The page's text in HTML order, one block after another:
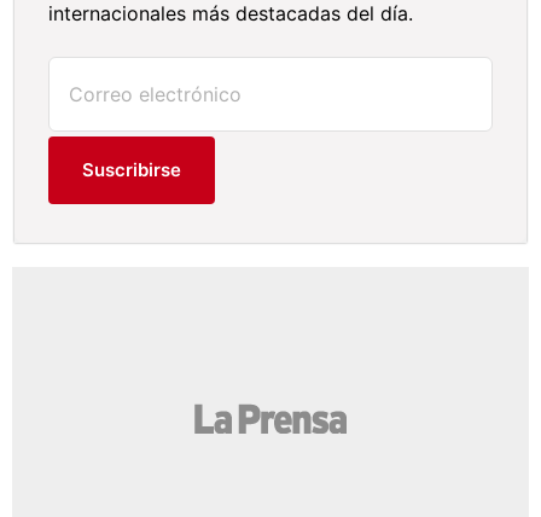
internacionales más destacadas del día.
Suscribirse